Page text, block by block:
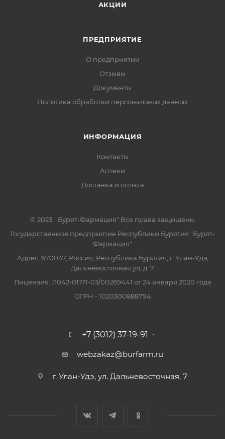
АКЦИИ
ПРЕДПРИЯТИЕ
О предприятии
Отзывы
Документы
Политика обработки персональных данных
ИНФОРМАЦИЯ
Контакты
Аптеки
Доставка и оплата
© 2023. "Бурят-Фармация" Все права защищены
Государственное предприятие Республики Бурятия "Бурят-
Фармация"
Адрес: 670047, Россия, Республика Бурятия, г. Улан-Удэ,
Дальневосточная ул, д. 7
Лицензия: Л042-01171-03/00269441 от 24 января 2020 года
ОГРН - 1020300888794
+7 (3012) 37-19-91
webzakaz@burfarm.ru
г. Улан-Удэ, ул. Дальневосточная, 7